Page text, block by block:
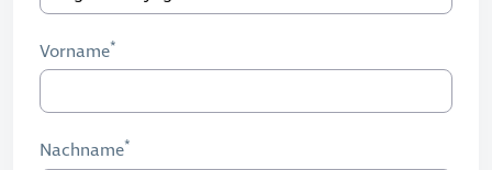
Vorname
Nachname